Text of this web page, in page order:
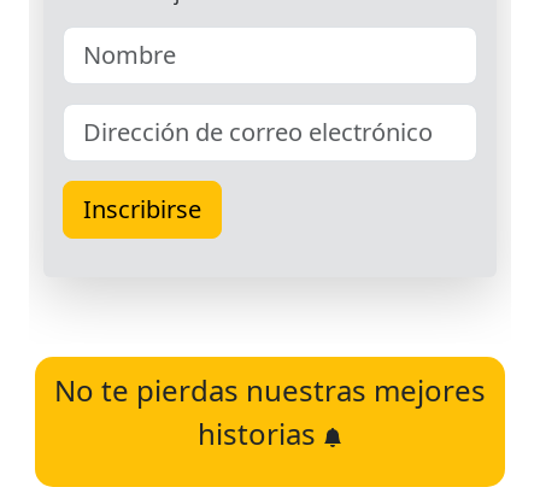
No te pierdas nuestras mejores
historias